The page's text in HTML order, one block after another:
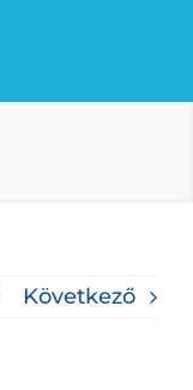
Következő